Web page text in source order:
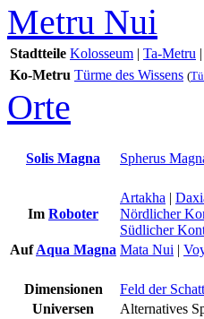
Metru Nui
Stadtteile Kolosseum | Ta-Metru |
Ko-Metru Türme des Wissens (
Orte
Solis Magna
Spherus
Im Roboter
Artakha |
Nördlicher
Südlicher
AufAqua Magna Mata Nui |
Dimensionen
Feld der
Universen
Alternatives